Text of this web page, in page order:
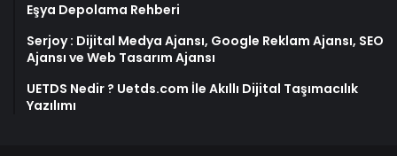
Eşya Depolama Rehberi
Serjoy : Dijital Medya Ajansı, Google Reklam Ajansı, SEO
Ajansı ve Web Tasarım Ajansı
UETDS Nedir ? Uetds.com İle Akıllı Dijital Taşımacılık
Yazılımı